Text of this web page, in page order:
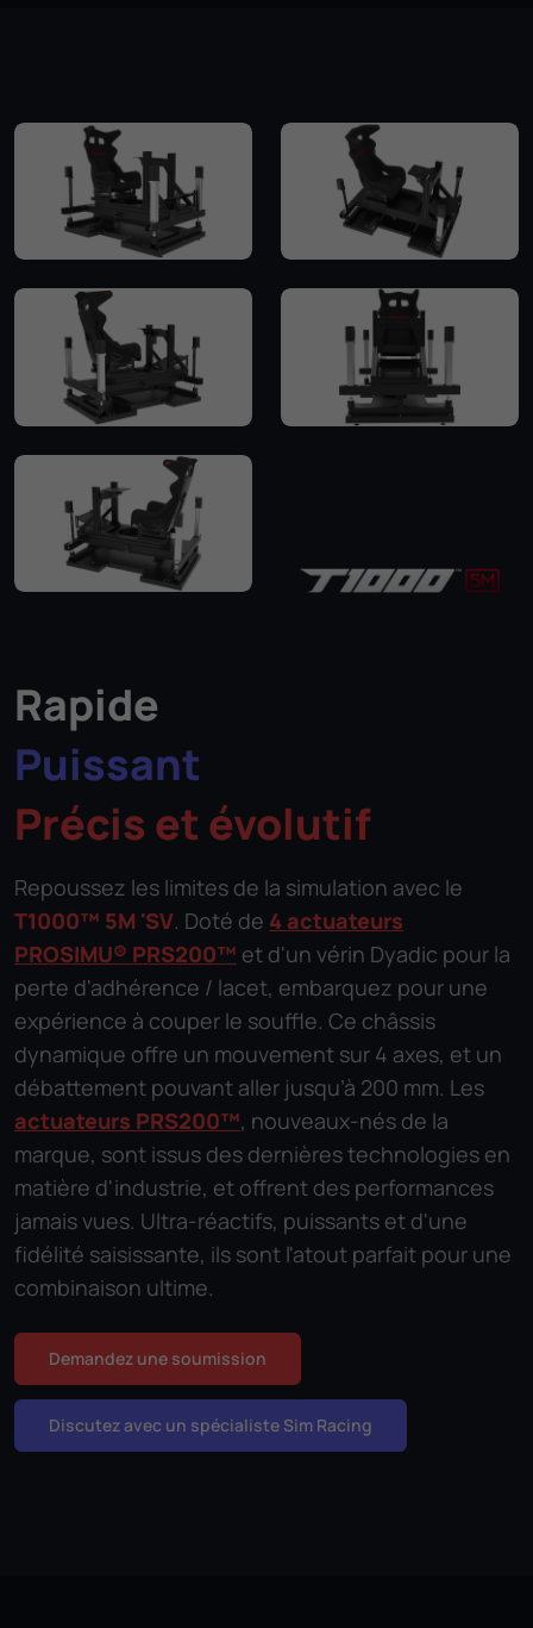
Rapide
Puissant
Précis et évolutif
Repoussez les limites de la simulation avec le
T1000™ 5M 'SV. Doté de 4 actuateurs
PROSIMU® PRS200™ et d'un vérin Dyadic pour la
perte d'adhérence / lacet, embarquez pour une
expérience à couper le souffle. Ce châssis
dynamique offre un mouvement sur 4 axes, et un
débattement pouvant aller jusqu’à 200 mm. Les
actuateurs PRS200™, nouveaux-nés de la
marque, sont issus des dernières technologies en
matière d'industrie, et offrent des performances
jamais vues. Ultra-réactifs, puissants et d'une
fidélité saisissante, ils sont l'atout parfait pour une
combinaison ultime.
Demandez une soumission
Discutez avec un spécialiste Sim Racing